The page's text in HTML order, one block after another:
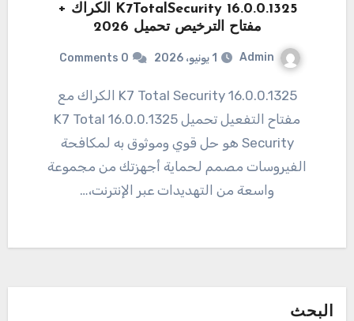
K7TotalSecurity 16.0.0.1325 الكراك +
مفتاح الترخيص تحميل 2026
Admin 1 يونيو، 2026 0 Comments
16.0.0.1325 K7 Total Security الكراك مع
مفتاح التفعيل تحميل 16.0.0.1325 K7 Total
Security هو حل قوي وموثوق به لمكافحة
الفيروسات مصمم لحماية أجهزتك من مجموعة
واسعة من التهديدات عبر الإنترنت،…
البحث